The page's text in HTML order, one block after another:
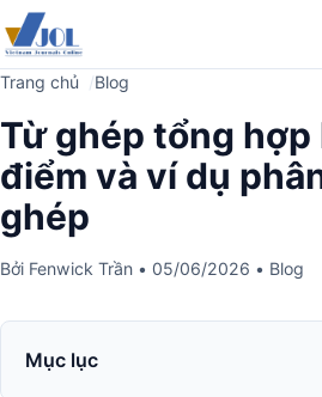
Trang chủ Blog
Từ ghép tổng hợp
điểm và ví dụ
ghép
Bởi Fenwick Trần • 05/06/2026 • Blog
Mục lục